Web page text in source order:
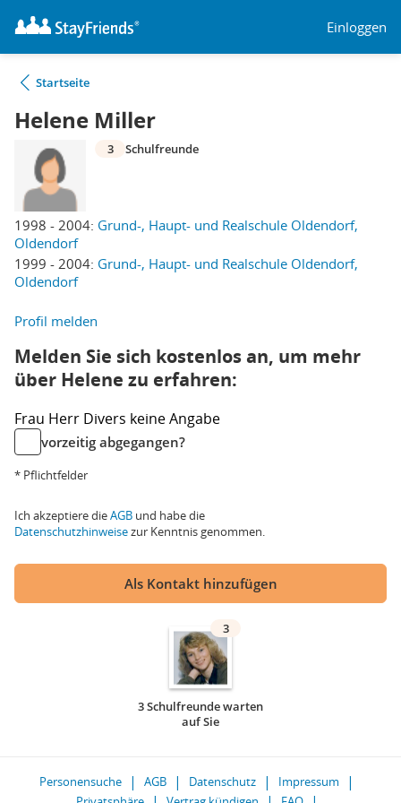
Einloggen
Startseite
Helene Miller
1998 - 2004: Grund-, Haupt- und Realschule Oldendorf,
Oldendorf
1999 - 2004: Grund-, Haupt- und Realschule Oldendorf,
Oldendorf
3 Schulfreunde
Profil melden
Melden Sie sich kostenlos an, um mehr
über Helene zu erfahren:
Frau Herr Divers keine Angabe
vorzeitig abgegangen?
* Pflichtfelder
Ich akzeptiere dieAGB und habe die
Datenschutzhinweisezur Kenntnis genommen.
Als Kontakt hinzufügen
3
3 Schulfreunde warten
auf Sie
Personensuche AGB Datenschutz
Impressum